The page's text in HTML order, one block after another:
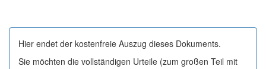
Hier endet der kostenfreie Auszug dieses Dokuments.
Sie möchten die vollständigen Urteile (zum großen Teil mit